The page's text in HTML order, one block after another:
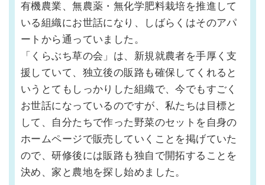
有機農業、無農薬・無化学肥料栽培を推進して
いる組織にお世話になり、しばらくはそのアパ
ートから通っていました。
「くらぶち草の会」は、新規就農者を手厚く支
援していて、独立後の販路も確保してくれると
いうとてもしっかりした組織で、今でもすごく
お世話になっているのですが、私たちは目標と
して、自分たちで作った野菜のセットを自身の
ホームページで販売していくことを掲げていた
ので、研修後には販路も独自で開拓することを
決め、家と農地を探し始めました。